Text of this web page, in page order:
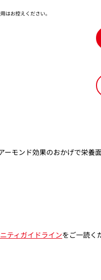
はお控えください。​
ーモンド効果のおかげで栄養
ティガイドラインをご一読く